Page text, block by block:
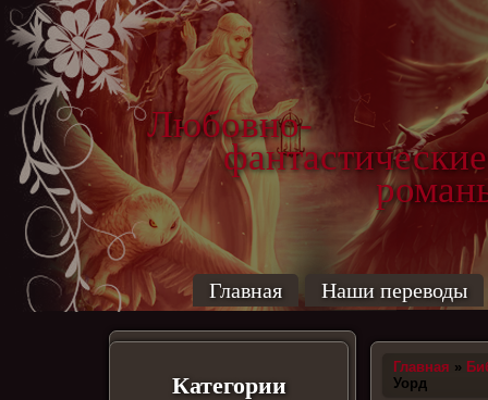
Любовно-
фантастические
Главная Наши переводы
Категории
Главная »
Уорд